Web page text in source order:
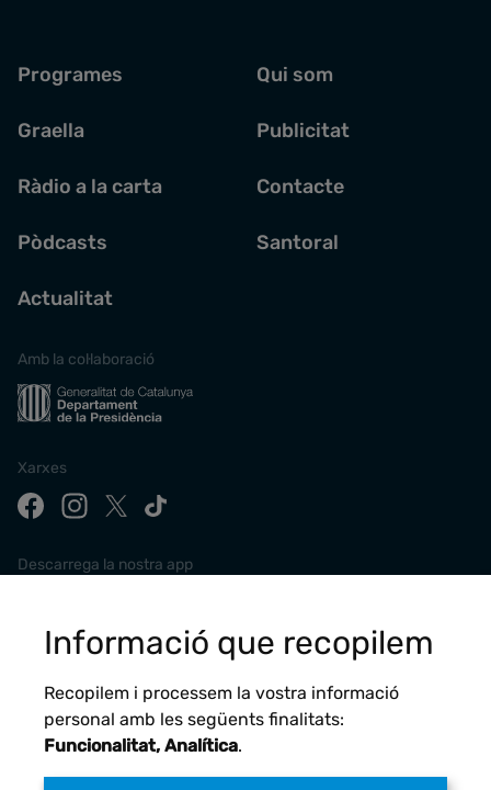
Programes
Graella
Ràdio a la carta
Pòdcasts
Actualitat
Qui som
Publicitat
Contacte
Santoral
Amb la col·laboració
Xarxes
Descarrega la nostra app
Informació que recopilem
Recopilem i processem la vostra informació
personal amb les següents finalitats:
Funcionalitat, Analítica.